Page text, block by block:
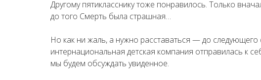
Другому пятикласснику тоже понравилось. Только
до того Смерть была страшная…
Но как ни жаль, а нужно расставаться — до
интернациональная детская компания отправилась к
мы будем обсуждать увиденное.